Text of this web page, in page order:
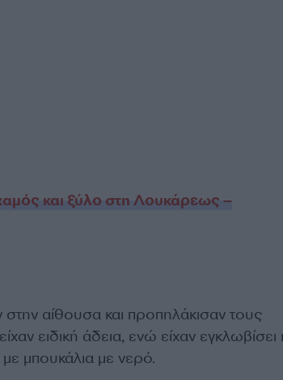
και ξύλο στη Λουκάρεως –
αίθουσα και προπηλάκισαν τους
ειδική άδεια, ενώ είχαν εγκλωβίσει
μπουκάλια με νερό.